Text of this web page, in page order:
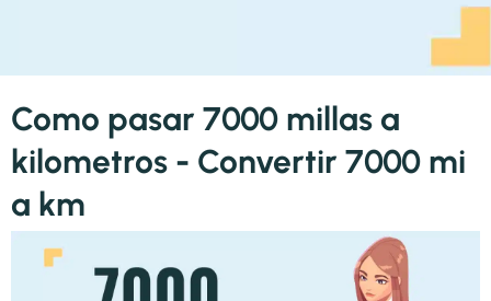
Como pasar 7000 millas a
kilometros - Convertir 7000 mi
a km